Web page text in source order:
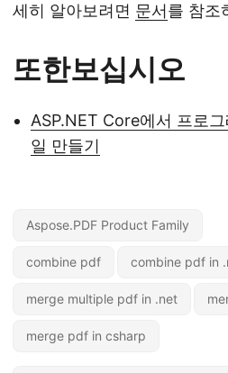
세히 알아보려면 문서를 참조
또한보십시오
ASP.NET Core에서 프로
일 만들기
Aspose.PDF Product Family
combine pdf combine pdf in
merge multiple pdf in .net
merge pdf in csharp